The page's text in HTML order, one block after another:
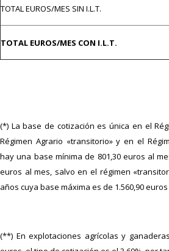
TOTAL EUROS/MES SIN I.L.T.
TOTAL EUROS/MES CON I.L.T.
(*) La base de cotización es única en el
Régimen Agrario «transitorio» y en el
hay una base mínima de 801,30 euros al
euros al mes, salvo en el régimen
años cuya base máxima es de 1.560,90
(**) En explotaciones agrícolas y